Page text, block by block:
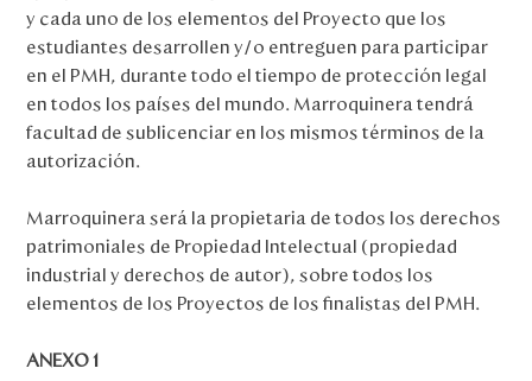
y cada uno de los elementos del Proyecto que los
estudiantes desarrollen y/o entreguen para participar
en el PMH, durante todo el tiempo de protección legal
en todos los países del mundo. Marroquinera tendrá
facultad de sublicenciar en los mismos términos de la
autorización.
Marroquinera será la propietaria de todos los derechos
patrimoniales de Propiedad Intelectual (propiedad
industrial y derechos de autor), sobre todos los
elementos de los Proyectos de los finalistas del PMH.
ANEXO 1